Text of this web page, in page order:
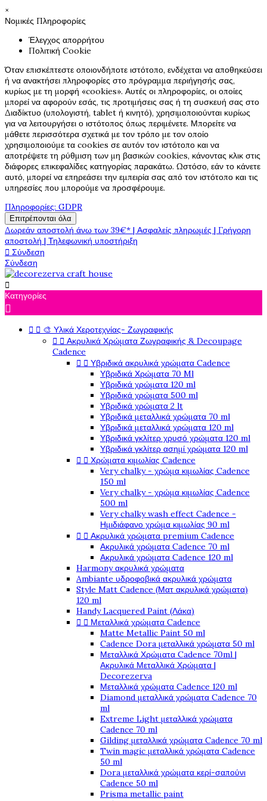
×
Νομικές Πληροφορίες
Έλεγχος απορρήτου
Πολιτική Cookie
Όταν επισκέπτεστε οποιονδήποτε ιστότοπο, ενδέχεται να αποθηκεύσει
ή να ανακτήσει πληροφορίες στο πρόγραμμα περιήγησής σας,
κυρίως με τη μορφή «cookies». Αυτές οι πληροφορίες, οι οποίες
μπορεί να αφορούν εσάς, τις προτιμήσεις σας ή τη συσκευή σας στο
Διαδίκτυο (υπολογιστή, tablet ή κινητό), χρησιμοποιούνται κυρίως
για να λειτουργήσει ο ιστότοπος όπως περιμένετε. Μπορείτε να
μάθετε περισσότερα σχετικά με τον τρόπο με τον οποίο
χρησιμοποιούμε τα cookies σε αυτόν τον ιστότοπο και να
αποτρέψετε τη ρύθμιση των μη βασικών cookies, κάνοντας κλικ στις
διάφορες επικεφαλίδες κατηγορίας παρακάτω. Ωστόσο, εάν το κάνετε
αυτό, μπορεί να επηρεάσει την εμπειρία σας από τον ιστότοπο και τις
υπηρεσίες που μπορούμε να προσφέρουμε.
Πληροφορίες: GDPR
Επιτρέπονται όλα
Δωρεάν αποστολή άνω των 39€* | Ασφαλείς πληρωμές | Γρήγορη
αποστολή | Τηλεφωνική υποστήριξη
 Σύνδεση
Σύνδεση

Κατηγορίες

  🎨 Υλικά Χεροτεχνίας- Ζωγραφικής
  Ακρυλικά Χρώματα Ζωγραφικής & Decoupage
Cadence
  Υβριδικά ακρυλικά χρώματα Cadence
Υβριδικά Χρώματα 70 Ml
Υβριδικά χρώματα 120 ml
Υβριδικά χρώματα 500 ml
Υβριδικά χρώματα 2 lt
Υβριδικά μεταλλικά χρώματα 70 ml
Υβριδικά μεταλλικά χρώματα 120 ml
Υβριδικά γκλίτερ χρυσό χρώματα 120 ml
Υβριδικά γκλίτερ ασημί χρώματα 120 ml
  Χρώματα κιμωλίας Cadence
Very chalky - χρώμα κιμωλίας Cadence
150 ml
Very chalky - χρώμα κιμωλίας Cadence
500 ml
Very chalky wash effect Cadence -
Ημιδιάφανο χρώμα κιμωλίας 90 ml
  Ακρυλικά χρώματα premium Cadence
Ακρυλικά χρώματα Cadence 70 ml
Ακρυλικά χρώματα Cadence 120 ml
Harmony ακρυλικά χρώματα
Ambiante υδροφοβικά ακρυλικά χρώματα
Style Matt Cadence (Ματ ακρυλικά χρώματα)
120 ml
Handy Lacquered Paint (Λάκα)
  Μεταλλικά χρώματα Cadence
Matte Metallic Paint 50 ml
Cadence Dora μεταλλικά χρώματα 50 ml
Μεταλλικά Χρώματα Cadence 70ml |
Ακρυλικά Μεταλλικά Χρώματα |
Decorezerva
Μεταλλικά χρώματα Cadence 120 ml
Diamond μεταλλικά χρώματα Cadence 70
ml
Extreme Light μεταλλικά χρώματα
Cadence 70 ml
Gilding μεταλλικά χρώματα Cadence 70 ml
Twin magic μεταλλικά χρώματα Cadence
50 ml
Dora μεταλλικά χρώματα κερί-σαπούνι
Cadence 50 ml
Prisma metallic paint